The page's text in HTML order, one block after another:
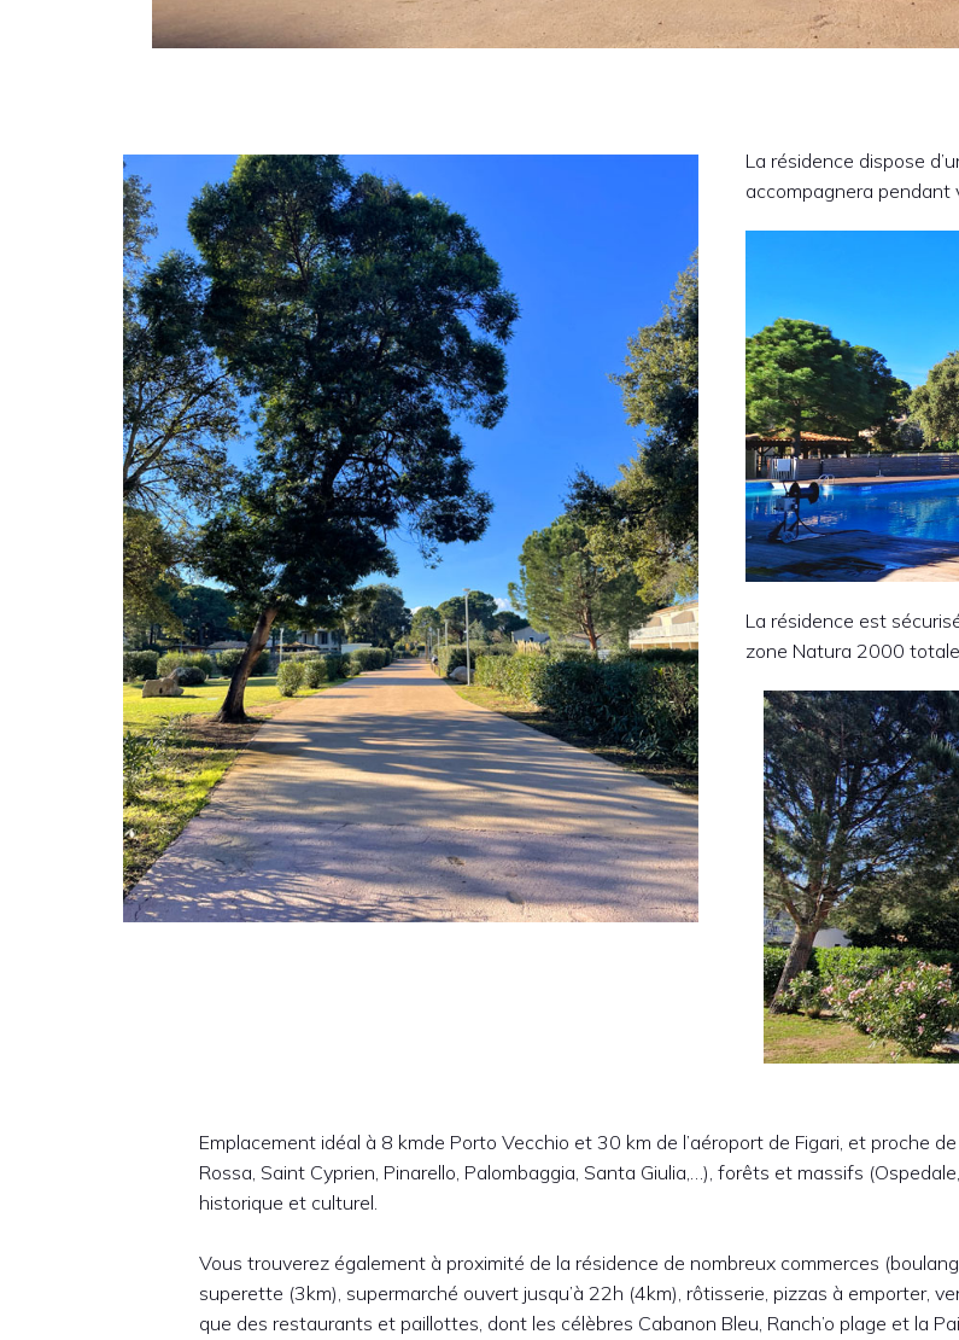
La résidence dispose
accompagnera pendant
La résidence est
zone Natura 2000
Emplacement idéal à 8 kmde Porto Vecchio et 30 km de l’aéroport de Figari, et proche
Rossa, Saint Cyprien, Pinarello, Palombaggia, Santa Giulia,…), forêts et massifs
historique et culturel.
Vous trouverez également à proximité de la résidence de nombreux commerces
superette (3km), supermarché ouvert jusqu’à 22h (4km), rôtisserie, pizzas à emporter,
que des restaurants et paillottes, dont les célèbres Cabanon Bleu, Ranch’o plage et la